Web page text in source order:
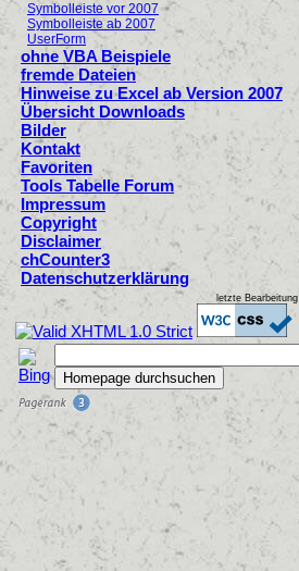
Symbolleiste vor 2007
Symbolleiste ab 2007
UserForm
ohne VBA Beispiele
fremde Dateien
Hinweise zu Excel ab Version 2007
Übersicht Downloads
Bilder
Kontakt
Favoriten
Tools Tabelle Forum
Impressum
Copyright
Disclaimer
chCounter3
Datenschutzerklärung
letzte Bearbeitung